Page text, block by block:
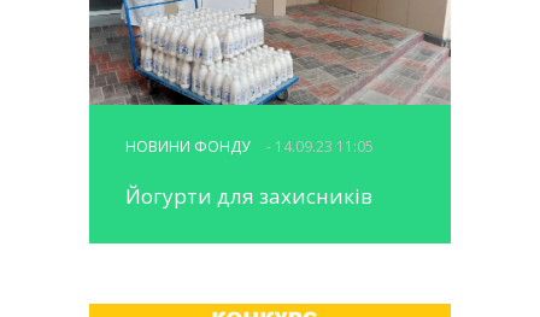
НОВИНИ ФОНДУ - 14.09.23 11:05
Йогурти для захисників